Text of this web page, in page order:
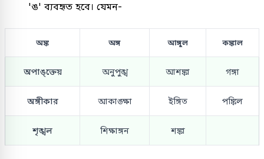
'ঙ' ব্যবহৃত হবে। যেমন-
অঙ্ক অঙ্গ আঙ্গুল কঙ্কাল
অপাঙ্ক্তেয় অনুপুঙ্খ আশঙ্কা গঙ্গা
অঙ্গীকার আকাঙ্ক্ষা ইঙ্গিত পঙ্কিল
শৃঙ্খল শিক্ষাঙ্গন শঙ্কা